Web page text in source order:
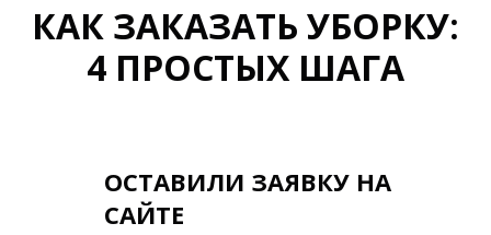
КАК ЗАКАЗАТЬ УБОРКУ:
4 ПРОСТЫХ ШАГА
ОСТАВИЛИ ЗАЯВКУ НА
САЙТЕ